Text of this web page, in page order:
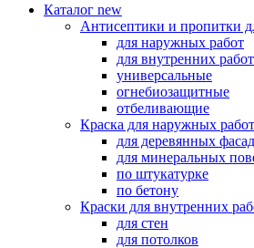
Каталог new
Антисептики и пропитки
для наружных работ
для внутренних работ
универсальные
огнебиозащитные
отбеливающие
Краска для наружных работ
для деревянных
для минеральных
по штукатурке
по бетону
Краски для внутренних
для стен
для потолков